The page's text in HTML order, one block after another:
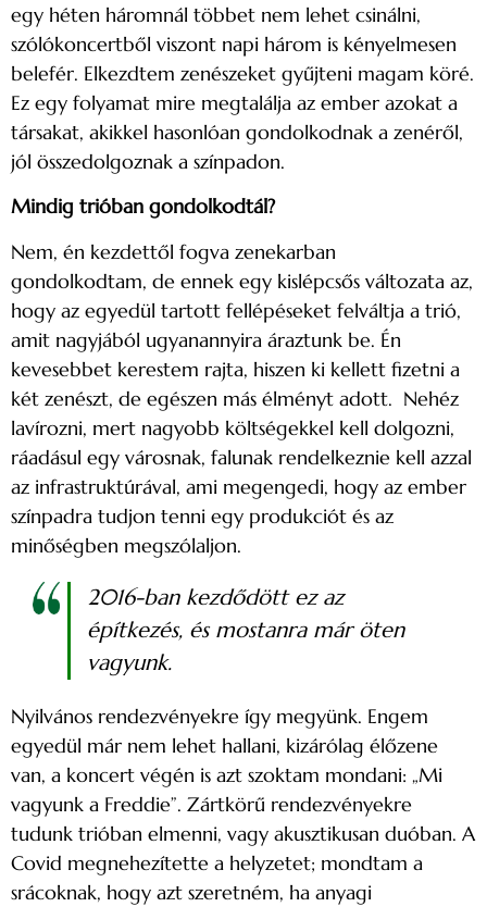
egy héten háromnál többet nem lehet csinálni,
szólókoncertből viszont napi három is kényelmesen
belefér. Elkezdtem zenészeket gyűjteni magam köré.
Ez egy folyamat mire megtalálja az ember azokat a
társakat, akikkel hasonlóan gondolkodnak a zenéről,
jól összedolgoznak a színpadon.
Mindig trióban gondolkodtál?
Nem, én kezdettől fogva zenekarban
gondolkodtam, de ennek egy kislépcsős változata az,
hogy az egyedül tartott fellépéseket felváltja a trió,
amit nagyjából ugyanannyira áraztunk be. Én
kevesebbet kerestem rajta, hiszen ki kellett fizetni a
két zenészt, de egészen más élményt adott. Nehéz
lavírozni, mert nagyobb költségekkel kell dolgozni,
ráadásul egy városnak, falunak rendelkeznie kell azzal
az infrastruktúrával, ami megengedi, hogy az ember
színpadra tudjon tenni egy produkciót és az
minőségben megszólaljon.
2016-ban kezdődött ez az
építkezés, és mostanra már öten
vagyunk.
Nyilvános rendezvényekre így megyünk. Engem
egyedül már nem lehet hallani, kizárólag élőzene
van, a koncert végén is azt szoktam mondani: „Mi
vagyunk a Freddie”. Zártkörű rendezvényekre
tudunk trióban elmenni, vagy akusztikusan duóban. A
Covid megnehezítette a helyzetet; mondtam a
srácoknak, hogy azt szeretném, ha anyagi